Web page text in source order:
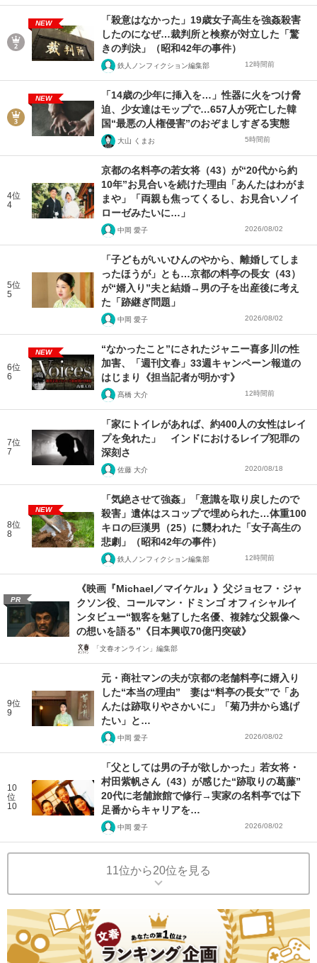
NEW
「殺意はなかった」19歳女子高生を強姦殺害
したのになぜ…裁判所と検察が対立した「驚
きの判決」（昭和42年の事件）
鉄人ノンフィクション編集部 12時間前
NEW
「14歳の少年に挿入を…」性器に火をつけ脅
迫、少女達はモップで…657人が死亡した韓
国“最悪の人権侵害”のおぞましすぎる実態
大山 くまお 5時間前
4位
4
京都の名料亭の若女将（43）が“20代から約
10年”お見合いを続けた理由「あんたはわがま
まや」「両親も焦ってくるし、お見合いノイ
ローゼみたいに…」
中岡 愛子 2026/08/02
5位
5
「子どもがいいひんのやから、離婚してしま
ったほうが」とも…京都の料亭の長女（43）
が“婿入り”夫と結婚→男の子を出産後に考え
た「跡継ぎ問題」
中岡 愛子 2026/08/02
6位
6
NEW
“なかったこと”にされたジャニー喜多川の性
加害、「週刊文春」33週キャンペーン報道の
はじまり《担当記者が明かす》
髙橋 大介 12時間前
7位
7
「家にトイレがあれば、約400人の女性はレイ
プを免れた」 インドにおけるレイプ犯罪の
深刻さ
佐藤 大介 2020/08/18
8位
8
NEW
「気絶させて強姦」「意識を取り戻したので
殺害」遺体はスコップで埋められた…体重100
キロの巨漢男（25）に襲われた「女子高生の
悲劇」（昭和42年の事件）
鉄人ノンフィクション編集部 12時間前
PR
《映画『Michael／マイケル』》父ジョセフ・ジャ
クソン役、コールマン・ドミンゴ オフィシャルイ
ンタビュー“観客を魅了した名優、複雑な父親像へ
の想いを語る”《日本興収70億円突破》
「文春オンライン」編集部
9位
9
元・商社マンの夫が京都の老舗料亭に婿入り
した“本当の理由” 妻は“料亭の長女”で「あ
んたは跡取りやさかいに」「菊乃井から逃げ
たい」と…
中岡 愛子 2026/08/02
10
位
10
「父としては男の子が欲しかった」若女将・
村田紫帆さん（43）が感じた“跡取りの葛藤”
20代に老舗旅館で修行→実家の名料亭では下
足番からキャリアを…
中岡 愛子 2026/08/02
11位から20位を見る